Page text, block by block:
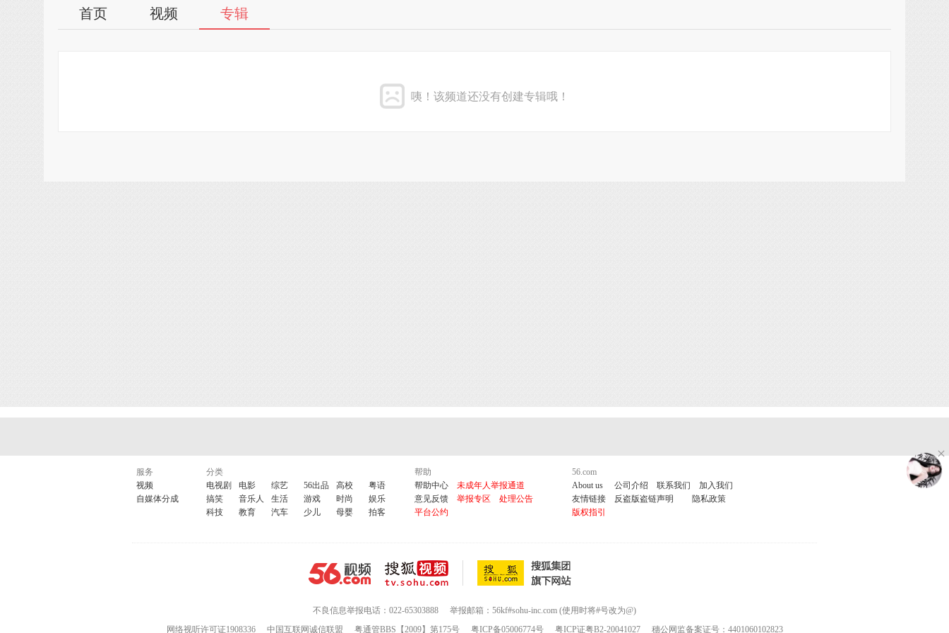
首页 视频 专辑
咦！该频道还没有创建专辑哦！
服务
视频
自媒体分成
分类
电视剧
电影 综艺 56出品 高校
粤语
搞笑
音乐人 生活 游戏 时尚
娱乐
科技
教育 汽车 少儿 母婴 拍客
帮助
帮助中心
未成年人举报通道
意见反馈
举报专区
处理公告
平台公约
56.com
About us
公司介绍 联系我们
加入我们
友情链接
反盗版盗链声明
隐私政策
版权指引
不良信息举报电话：022-65303888
举报邮箱：56kf#sohu-inc.com (使用时将#号改为@)
网络视听许可证1908336
中国互联网诚信联盟 粤通管BBS【2009】第175号 粤ICP备05006774号 粤ICP证粤B2-20041027 穗公网监备案证号：4401060102823